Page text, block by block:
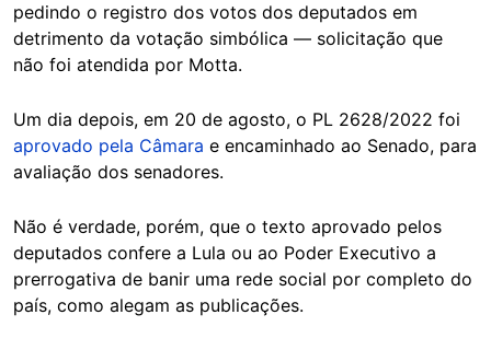
pedindo o registro dos votos dos deputados em
detrimento da votação simbólica — solicitação que
não foi atendida por Motta.
Um dia depois, em 20 de agosto, o PL 2628/2022 foi
aprovado pela Câmara e encaminhado ao Senado, para
avaliação dos senadores.
Não é verdade, porém, que o texto aprovado pelos
deputados confere a Lula ou ao Poder Executivo a
prerrogativa de banir uma rede social por completo do
país, como alegam as publicações.